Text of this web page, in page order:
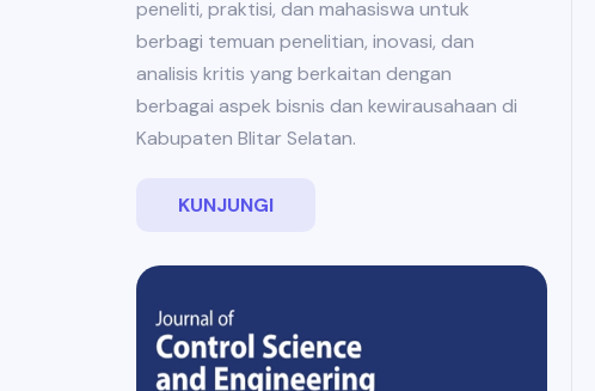
peneliti, praktisi, dan mahasiswa untuk
berbagi temuan penelitian, inovasi, dan
analisis kritis yang berkaitan dengan
berbagai aspek bisnis dan kewirausahaan di
Kabupaten Blitar Selatan.
KUNJUNGI